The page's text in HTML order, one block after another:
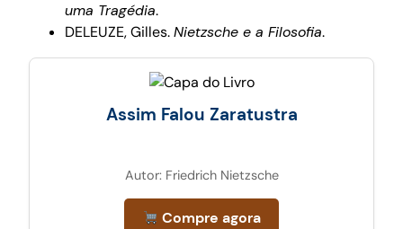
uma Tragédia.
DELEUZE, Gilles.Nietzsche e a Filosofia.
Assim Falou Zaratustra
Autor: Friedrich Nietzsche
Compre agora